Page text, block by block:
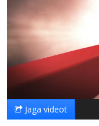
Jaga videot